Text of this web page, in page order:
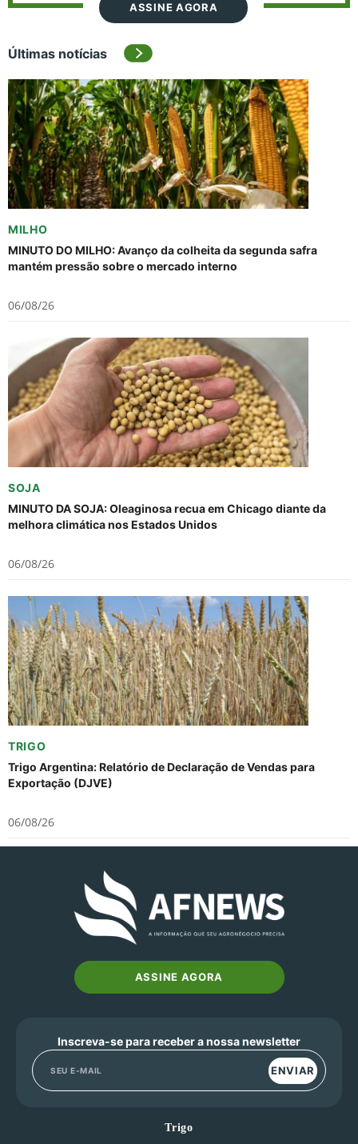
ASSINE AGORA
Últimas notícias
MILHO
MINUTO DO MILHO: Avanço da colheita da segunda safra
mantém pressão sobre o mercado interno
06/08/26
SOJA
MINUTO DA SOJA: Oleaginosa recua em Chicago diante da
melhora climática nos Estados Unidos
06/08/26
TRIGO
Trigo Argentina: Relatório de Declaração de Vendas para
Exportação (DJVE)
06/08/26
ASSINE AGORA
Inscreva-se para receber a nossa newsletter
ENVIAR
Trigo